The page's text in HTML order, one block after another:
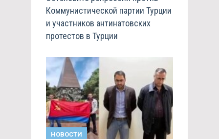
Коммунистической партии Турции
и участников антинатовских
протестов в Турции
НОВОСТИ